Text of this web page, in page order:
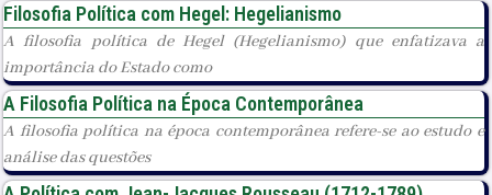
Filosofia Política com Hegel: Hegelianismo
A filosofia política de Hegel (Hegelianismo) que enfatizava a
importância do Estado como
A Filosofia Política na Época Contemporânea
A filosofia política na época contemporânea refere-se ao estudo e
análise das questões